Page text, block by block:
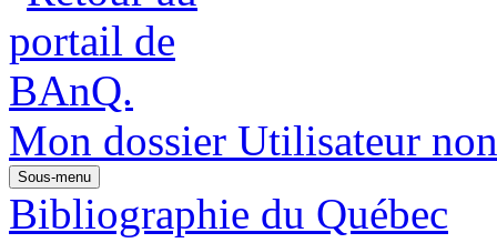
Mon dossier Utilisateur
Sous-menu
Bibliographie du Québec